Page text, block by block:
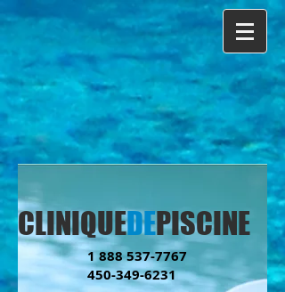
CLINIQUEDEPISCINE
1 888 537-7767
450-349-6231